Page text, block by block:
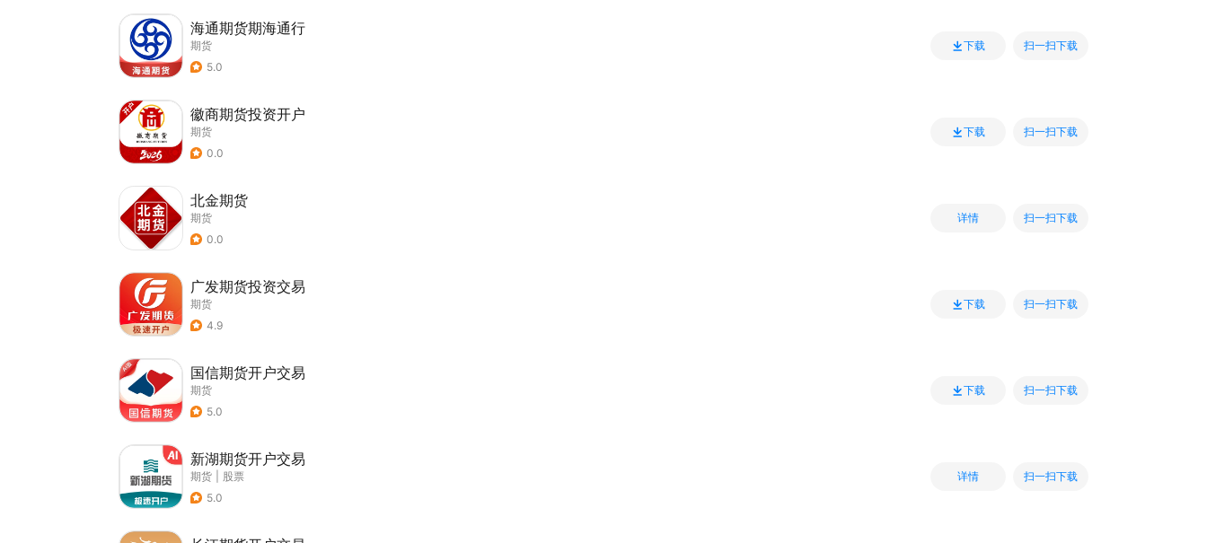
海通期货期海通行
期货
5.0
下载 扫一扫下载
徽商期货投资开户
期货
0.0
下载 扫一扫下载
北金期货
期货
0.0
详情 扫一扫下载
广发期货投资交易
期货
4.9
下载 扫一扫下载
国信期货开户交易
期货
5.0
下载 扫一扫下载
新湖期货开户交易
期货
股票
5.0
详情 扫一扫下载